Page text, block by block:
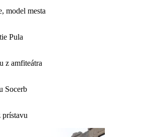
model mesta
Pula
z amfiteátra
Socerb
prístavu